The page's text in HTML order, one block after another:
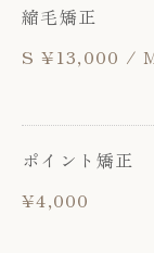
縮毛矯正
S ¥13,000 /
ポイント矯正
¥4,000